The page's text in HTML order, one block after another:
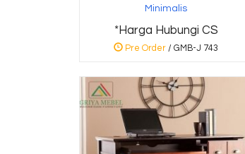
Minimalis
*Harga Hubungi CS
Pre Order / GMB-J 743